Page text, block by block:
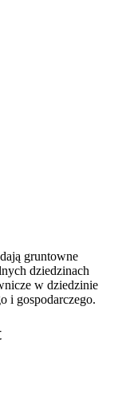
gruntowne
dziedzinach
w dziedzinie
i gospodarczego.